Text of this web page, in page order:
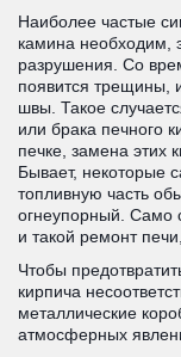
Наиболее частые
камина необходим,
разрушения. Со
появится трещины,
швы. Такое
или брака печного
печке, замена этих
Бывает, некоторые
топливную часть
огнеупорный. Само
и такой ремонт
Чтобы
кирпича
металлические
атмосферных